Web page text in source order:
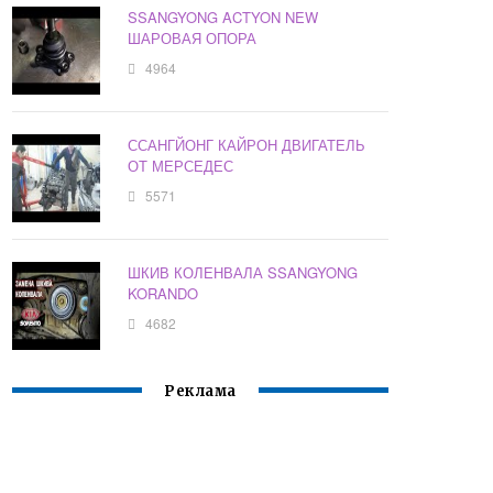
SSANGYONG ACTYON NEW
ШАРОВАЯ ОПОРА
4964
ССАНГЙОНГ КАЙРОН ДВИГАТЕЛЬ
ОТ МЕРСЕДЕС
5571
ШКИВ КОЛЕНВАЛА SSANGYONG
KORANDO
4682
Реклама